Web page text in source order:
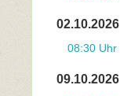
02.10.2026
08:30 Uhr
09.10.2026